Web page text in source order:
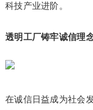
科技产业进阶。
透明工厂铸牢诚信理
在诚信日益成为社会